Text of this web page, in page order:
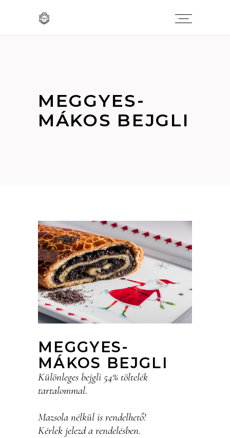
MEGGYES-
MÁKOS BEJGLI
MEGGYES-
MÁKOS BEJGLI
Különleges bejgli 54% töltelék
tartalommal.
Mazsola nélkül is rendelhető!
Kérlek jelezd a rendelésben.